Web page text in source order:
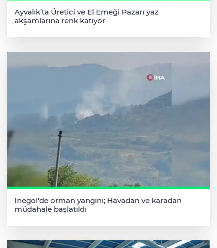
Ayvalık’ta Üretici ve El Emeği Pazarı yaz
akşamlarına renk katıyor
İnegöl'de orman yangını; Havadan ve karadan
müdahale başlatıldı